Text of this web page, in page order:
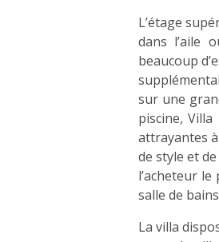
L’étage
dans l’aile
beaucoup
sur une
piscine,
attrayantes
de style et
l’acheteur
salle de
La villa